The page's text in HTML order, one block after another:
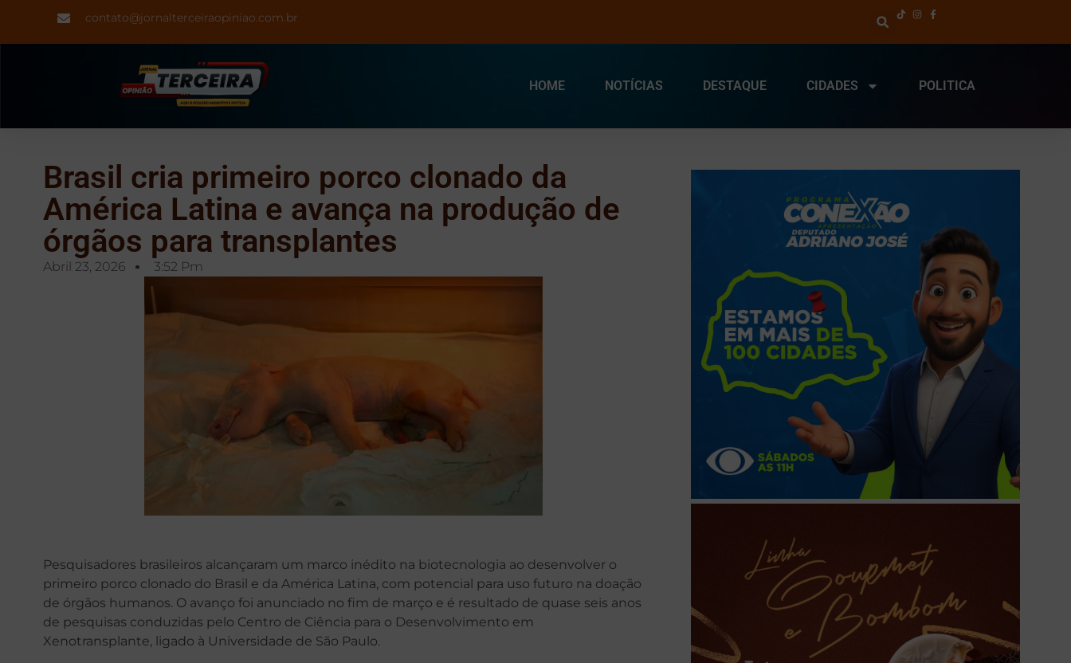
contato@jornalterceiraopiniao.com.br
HOME NOTÍCIAS DESTAQUE CIDADES POLITICA
Brasil cria primeiro porco clonado da
América Latina e avança na produção de
órgãos para transplantes
Abril 23, 2026 3:52 Pm
Pesquisadores brasileiros alcançaram um marco inédito na biotecnologia ao desenvolver o
primeiro porco clonado do Brasil e da América Latina, com potencial para uso futuro na doação
de órgãos humanos. O avanço foi anunciado no fim de março e é resultado de quase seis anos
de pesquisas conduzidas pelo Centro de Ciência para o Desenvolvimento em
Xenotransplante, ligado à Universidade de São Paulo.